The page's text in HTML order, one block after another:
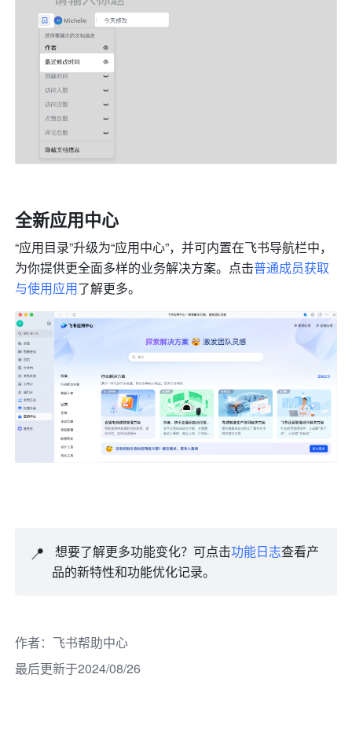
全新应用中心
“应用目录”升级为“应用中心”，并可内置在飞书导航栏中，
为你提供更全面多样的业务解决方案。点击普通成员获取
与使用应用了解更多。
📍 想要了解更多功能变化？可点击功能日志查看产
品的新特性和功能优化记录。
作者： 飞书帮助中心
最后更新于2024/08/26